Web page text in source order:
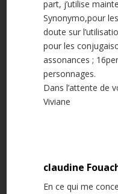
part, j’utilise
Synonymo,pour
doute sur
pour les
assonances ;
personnages.
Dans l’attente de
Viviane
claudine
En ce qui me